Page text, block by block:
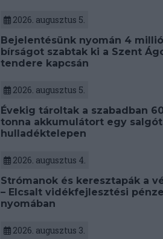
2026. augusztus 5.
Bejelentésünk nyomán 4
bírságot szabtak ki a Szent
tendere kapcsán
2026. augusztus 5.
Évekig tároltak a szabadban
tonna akkumulátort egy
hulladéktelepen
2026. augusztus 4.
Strómanok és keresztapák a
– Elcsalt vidékfejlesztési
nyomában
2026. augusztus 3.